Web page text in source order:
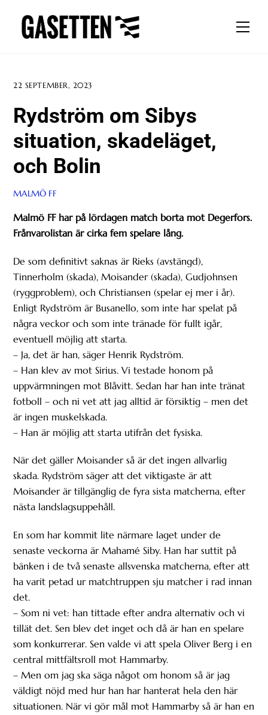
content
22 SEPTEMBER, 2023
Rydström om Sibys
situation, skadeläget,
och Bolin
MALMÖ FF
Malmö FF har på lördagen match borta mot Degerfors.
Frånvarolistan är cirka fem spelare lång.
De som definitivt saknas är Rieks (avstängd),
Tinnerholm (skada), Moisander (skada), Gudjohnsen
(ryggproblem), och Christiansen (spelar ej mer i år).
Enligt Rydström är Busanello, som inte har spelat på
några veckor och som inte tränade för fullt igår,
eventuell möjlig att starta.
– Ja, det är han, säger Henrik Rydström.
– Han klev av mot Sirius. Vi testade honom på
uppvärmningen mot Blåvitt. Sedan har han inte tränat
fotboll – och ni vet att jag alltid är försiktig – men det
är ingen muskelskada.
– Han är möjlig att starta utifrån det fysiska.
När det gäller Moisander så är det ingen allvarlig
skada. Rydström säger att det viktigaste är att
Moisander är tillgänglig de fyra sista matcherna, efter
nästa landslagsuppehåll.
En som har kommit lite närmare laget under de
senaste veckorna är Mahamé Siby. Han har suttit på
bänken i de två senaste allsvenska matcherna, efter att
ha varit petad ur matchtruppen sju matcher i rad innan
det.
– Som ni vet: han tittade efter andra alternativ och vi
tillät det. Sen blev det inget och då är han en spelare
som konkurrerar. Sen valde vi att spela Oliver Berg i en
central mittfältsroll mot Hammarby.
– Men om jag ska säga något om honom så är jag
väldigt nöjd med hur han har hanterat hela den här
situationen. När vi gör mål mot Hammarby så är han en